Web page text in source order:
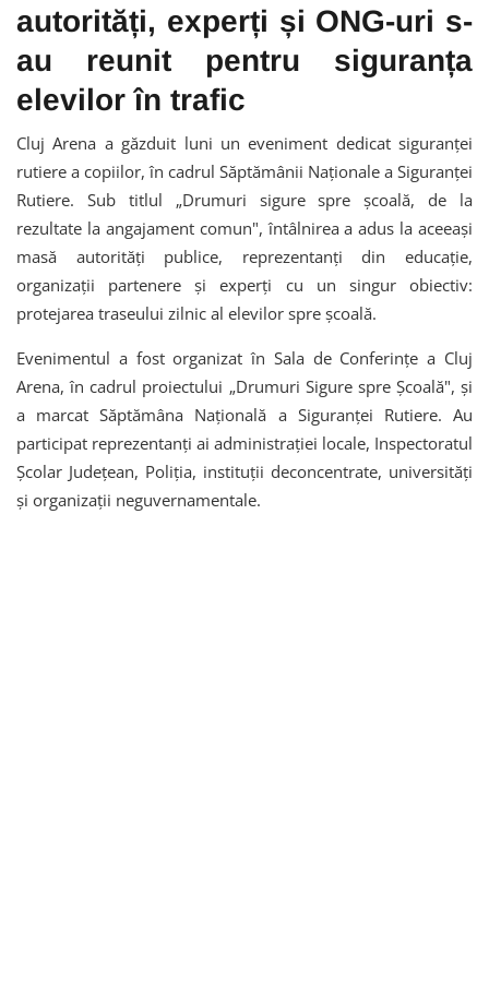
autorități, experți și ONG-uri s-
au reunit pentru siguranța
elevilor în trafic
Cluj Arena a găzduit luni un eveniment dedicat siguranței
rutiere a copiilor, în cadrul Săptămânii Naționale a Siguranței
Rutiere. Sub titlul „Drumuri sigure spre școală, de la
rezultate la angajament comun", întâlnirea a adus la aceeași
masă autorități publice, reprezentanți din educație,
organizații partenere și experți cu un singur obiectiv:
protejarea traseului zilnic al elevilor spre școală.
Evenimentul a fost organizat în Sala de Conferințe a Cluj
Arena, în cadrul proiectului „Drumuri Sigure spre Școală", și
a marcat Săptămâna Națională a Siguranței Rutiere. Au
participat reprezentanți ai administrației locale, Inspectoratul
Școlar Județean, Poliția, instituții deconcentrate, universități
și organizații neguvernamentale.